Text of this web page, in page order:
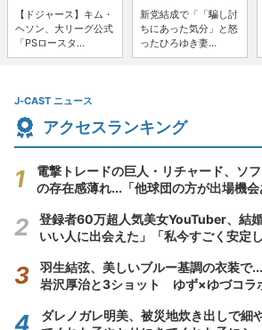
【ドジャース】キム・
ヘソン、大リーグ公式
「PSロースタ...
新党結成で「「騙し討
ちにあった気分」と怒
ったひろゆき妻...
J-CAST ニュース
アクセスランキング
電撃トレードの巨人・リチャード、ソ
の存在感薄れ...「他球団の方が出場機
登録者60万超人気美女YouTuber、結
いい人に出会えた」「私今すごく安定し
羽生結弦、美しいブルー基調の衣装で
岩沢厚治と3ショット ゆず×ゆづコラ
ダレノガレ明美、被災地炊き出しで細